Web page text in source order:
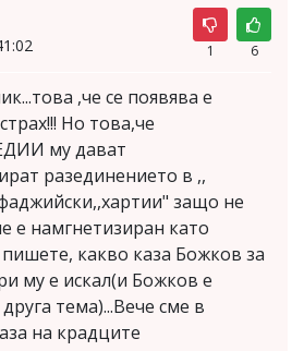
1 6
,че се появява е
Но това,че
му дават
разединението в ,,
защо не
е намгнетизиран като
какво каза Божков за
му е искал(и Божков е
тема)...Вече сме в
на крадците